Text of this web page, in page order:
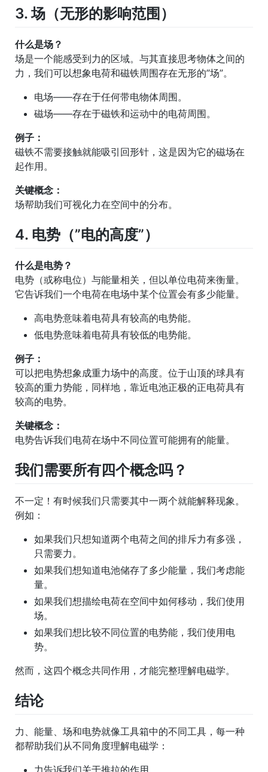
3. 场（无形的影响范围）
什么是场？
场是一个能感受到力的区域。与其直接思考物体之间的
力，我们可以想象电荷和磁铁周围存在无形的”场”。
电场——存在于任何带电物体周围。
磁场——存在于磁铁和运动中的电荷周围。
例子：
磁铁不需要接触就能吸引回形针，这是因为它的磁场在
起作用。
关键概念：
场帮助我们可视化力在空间中的分布。
4. 电势（”电的高度”）
什么是电势？
电势（或称电位）与能量相关，但以单位电荷来衡量。
它告诉我们一个电荷在电场中某个位置会有多少能量。
高电势意味着电荷具有较高的电势能。
低电势意味着电荷具有较低的电势能。
例子：
可以把电势想象成重力场中的高度。位于山顶的球具有
较高的重力势能，同样地，靠近电池正极的正电荷具有
较高的电势。
关键概念：
电势告诉我们电荷在场中不同位置可能拥有的能量。
我们需要所有四个概念吗？
不一定！有时候我们只需要其中一两个就能解释现象。
例如：
如果我们只想知道两个电荷之间的排斥力有多强，
只需要力。
如果我们想知道电池储存了多少能量，我们考虑能
量。
如果我们想描绘电荷在空间中如何移动，我们使用
场。
如果我们想比较不同位置的电势能，我们使用电
势。
然而，这四个概念共同作用，才能完整理解电磁学。
结论
力、能量、场和电势就像工具箱中的不同工具，每一种
都帮助我们从不同角度理解电磁学：